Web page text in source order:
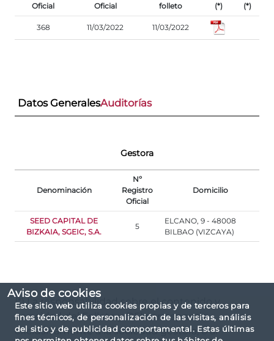
Aviso de cookies
Este sitio web utiliza cookies propias y de terceros para
fines técnicos, de personalización de las visitas, análisis
del sitio y de publicidad comportamental. Estas últimas
Oficial
Oficial
folleto
(*)
(*)
368 11/03/2022 11/03/2022
Datos GeneralesAuditorías
Gestora
Denominación
Nº
Registro
Oficial
Domicilio
SEED CAPITAL DE
BIZKAIA, SGEIC, S.A.
5
ELCANO, 9 - 48008
BILBAO (VIZCAYA)
(*) La responsabilidad sobre el contenido y
veracidad del Folleto y DFI corresponde
exclusivamente a la sociedad gestora, o al